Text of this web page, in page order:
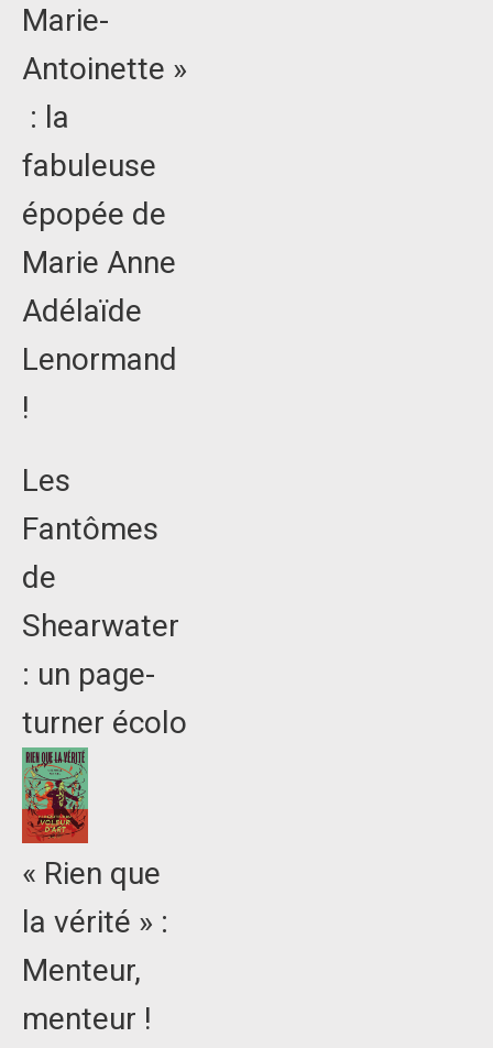
Marie-
Antoinette »
: la
fabuleuse
épopée de
Marie Anne
Adélaïde
Lenormand
!
Les
Fantômes
de
Shearwater
: un page-
turner écolo
« Rien que
la vérité » :
Menteur,
menteur !